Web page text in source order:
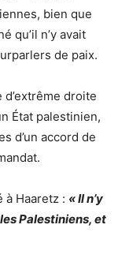
bien que
qu’il n’y avait
de paix.
droite
État palestinien,
d’un accord de
à Haaretz : « Il n’y
Palestiniens, et